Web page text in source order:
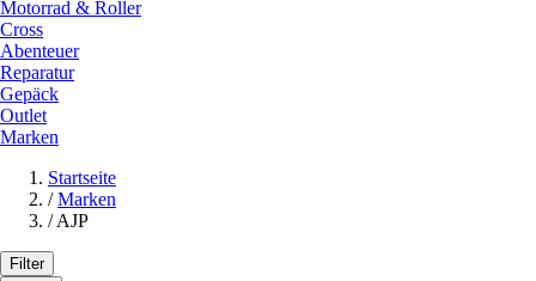
Motorrad & Roller
Cross
Abenteuer
Reparatur
Gepäck
Outlet
Marken
Startseite
/ Marken
/ AJP
Filter